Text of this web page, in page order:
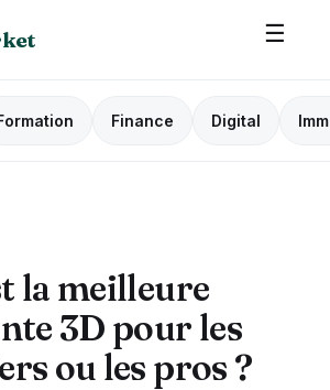
☰
Finance Digital
la meilleure
3D pour les
ou les pros ?